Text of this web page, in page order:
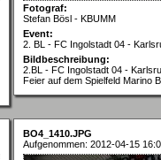
Fotograf:
Stefan Bösl - KBUMM
Event:
2. BL - FC Ingolstadt 04 -
Bildbeschreibung:
2.BL - FC Ingolstadt 04 -
Feier auf dem Spielfeld Marino
BO4_1410.JPG
Aufgenommen: 2012-04-15